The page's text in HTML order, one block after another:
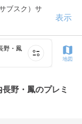
ブスク）サ
表示
野・鳳
地図
野・鳳のプレミ